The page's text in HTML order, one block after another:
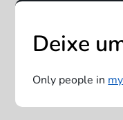
a
ç
ã
Deixe
Only people in